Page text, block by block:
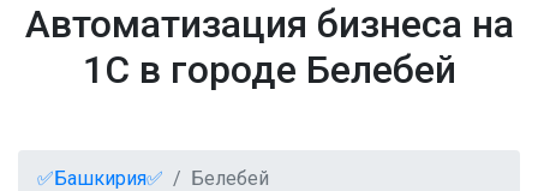
Автоматизация бизнеса на
1С в городе Белебей
✅Башкирия✅ Белебей